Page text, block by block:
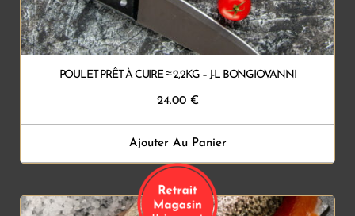
POULET PRÊT À CUIRE ≈ 2,2KG – J-L BONGIOVANNI
24.00 €
Ajouter Au Panier